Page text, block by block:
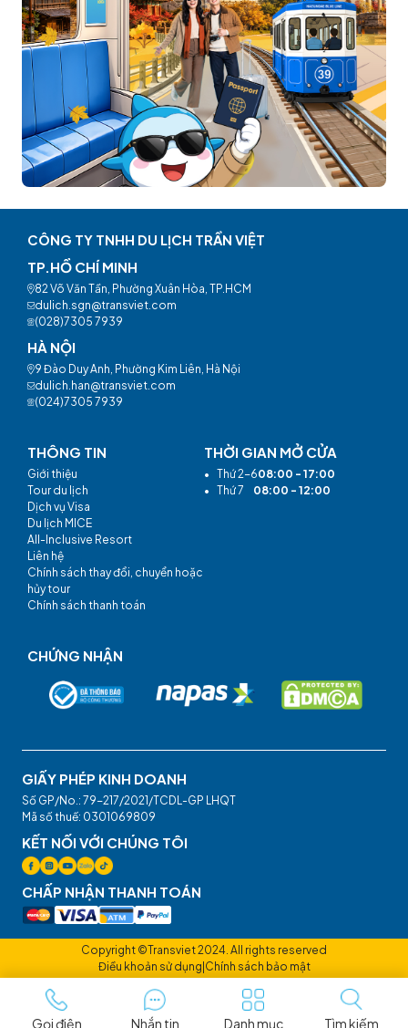
Gọi điện Nhắn tin Danh mục Tìm kiếm
CÔNG TY TNHH DU LỊCH TRẦN VIỆT
TP.HỒ CHÍ MINH
82 Võ Văn Tần, Phường Xuân Hòa, TP.HCM
dulich.sgn@transviet.com
(028)7305 7939
HÀ NỘI
9 Đào Duy Anh, Phường Kim Liên, Hà Nội
dulich.han@transviet.com
(024)7305 7939
THÔNG TIN
Giới thiệu
Tour du lịch
Dịch vụ Visa
Du lịch MICE
All-Inclusive Resort
Liên hệ
Chính sách thay đổi, chuyển hoặc
hủy tour
Chính sách thanh toán
THỜI GIAN MỞ CỬA
• Thứ 2-608:00 - 17:00
• Thứ 7 08:00 - 12:00
CHỨNG NHẬN
GIẤY PHÉP KINH DOANH
Số GP/No.: 79-217/2021/TCDL-GP LHQT
Mã số thuế: 0301069809
KẾT NỐI VỚI CHÚNG TÔI
CHẤP NHẬN THANH TOÁN
Copyright ©Transviet 2024. All rights reserved
Điều khoản sử dụng|Chính sách bảo mật